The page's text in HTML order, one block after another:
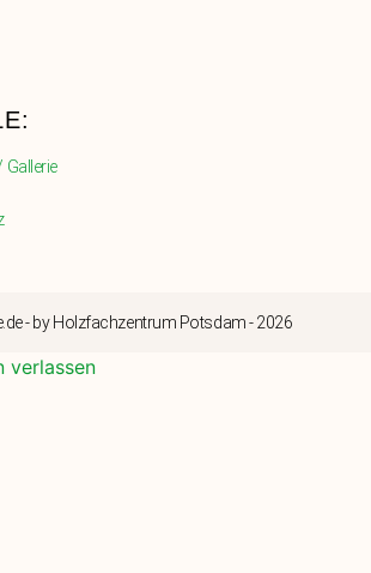
Gallerie
- by Holzfachzentrum Potsdam - 2026
verlassen